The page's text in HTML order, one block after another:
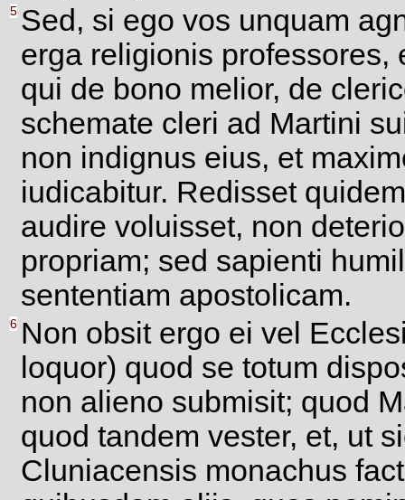
5 Sed, si ego vos unquam
erga religionis professores,
qui de bono melior, de
schemate cleri ad Martini
non indignus eius, et
iudicabitur. Redisset
audire voluisset, non
propriam; sed sapienti
sententiam apostolicam.
6 Non obsit ergo ei vel
loquor) quod se totum
non alieno submisit; quod
quod tandem vester, et, ut
Cluniacensis monachus